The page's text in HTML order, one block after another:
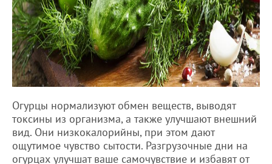
Огурцы нормализуют обмен веществ, выводят
токсины из организма, а также улучшают внешний
вид. Они низкокалорийны, при этом дают
ощутимое чувство сытости. Разгрузочные дни на
огурцах улучшат ваше самочувствие и избавят от